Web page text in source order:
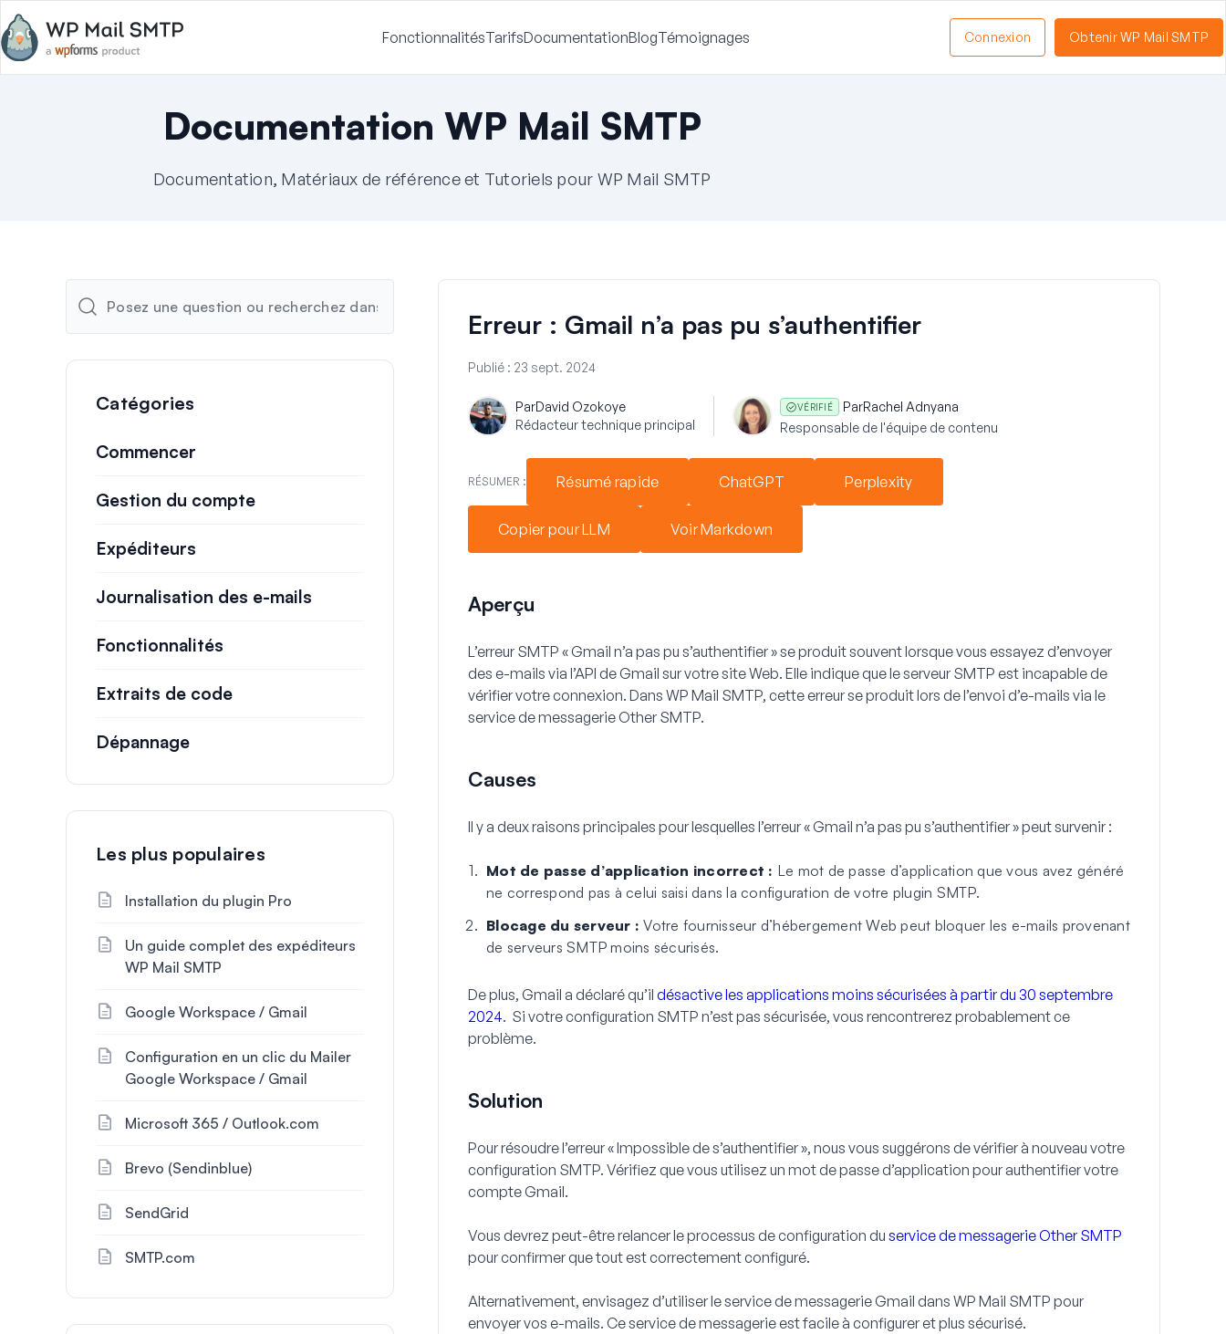
FonctionnalitésTarifsDocumentationBlogTémoignages Connexion Obtenir WP Mail SMTP
Documentation WP Mail SMTP
Documentation, Matériaux de référence et Tutoriels pour WP Mail SMTP
Erreur : Gmail n’a pas pu s’authentifier
Publié : 23 sept. 2024
ParDavid Ozokoye
Rédacteur technique principal
VÉRIFIÉ ParRachel Adnyana
Responsable de l'équipe de contenu
RÉSUMER : Résumé rapide ChatGPT Perplexity
Copier pour LLM Voir Markdown
Aperçu
L’erreur SMTP « Gmail n’a pas pu s’authentifier » se produit souvent lorsque vous essayez d’envoyer
des e-mails via l’API de Gmail sur votre site Web. Elle indique que le serveur SMTP est incapable de
vérifier votre connexion. Dans WP Mail SMTP, cette erreur se produit lors de l’envoi d’e-mails via le
service de messagerie Other SMTP.
Causes
Il y a deux raisons principales pour lesquelles l’erreur « Gmail n’a pas pu s’authentifier » peut survenir :
Mot de passe d’application incorrect : Le mot de passe d’application que vous avez généré
ne correspond pas à celui saisi dans la configuration de votre plugin SMTP.
Blocage du serveur : Votre fournisseur d’hébergement Web peut bloquer les e-mails provenant
de serveurs SMTP moins sécurisés.
De plus, Gmail a déclaré qu’il désactive les applications moins sécurisées à partir du 30 septembre
2024. Si votre configuration SMTP n’est pas sécurisée, vous rencontrerez probablement ce
problème.
Solution
Pour résoudre l’erreur « Impossible de s’authentifier », nous vous suggérons de vérifier à nouveau votre
configuration SMTP. Vérifiez que vous utilisez un mot de passe d’application pour authentifier votre
compte Gmail.
Vous devrez peut-être relancer le processus de configuration du service de messagerie Other SMTP
pour confirmer que tout est correctement configuré.
Alternativement, envisagez d’utiliser le service de messagerie Gmail dans WP Mail SMTP pour
envoyer vos e-mails. Ce service de messagerie est facile à configurer et plus sécurisé.
Catégories
Commencer
Gestion du compte
Expéditeurs
Journalisation des e-mails
Fonctionnalités
Extraits de code
Dépannage
Les plus populaires
Installation du plugin Pro
Un guide complet des expéditeurs
WP Mail SMTP
Google Workspace / Gmail
Configuration en un clic du Mailer
Google Workspace / Gmail
Microsoft 365 / Outlook.com
Brevo (Sendinblue)
SendGrid
SMTP.com